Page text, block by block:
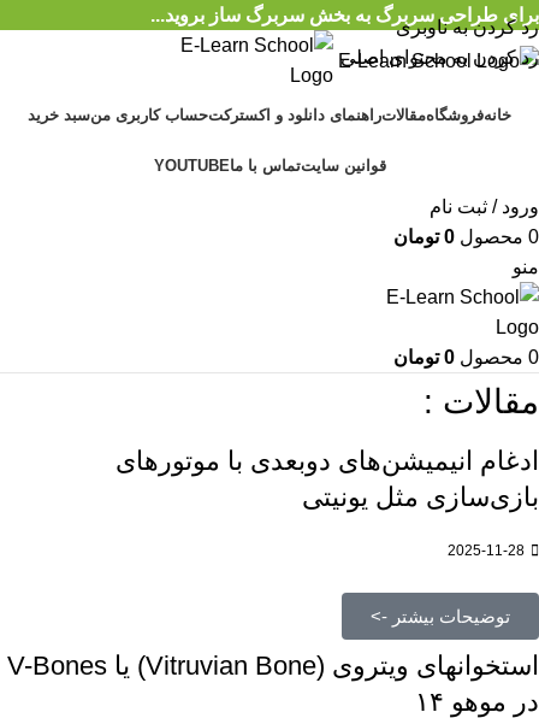
رد کردن به ناوبری
رد کردن به محتوای اصلی
برای طراحی سربرگ به بخش سربرگ ساز بروید...
خانهفروشگاهمقالاتراهنمای دانلود و اکسترکتحساب کاربری منسبد خرید
قوانین سایتتماس با ماYOUTUBE
ورود / ثبت نام
0 محصول 0 تومان
منو
0 محصول 0 تومان
مقالات :
ادغام انیمیشن‌های دو‌بعدی با موتورهای
بازی‌سازی مثل یونیتی
توضیحات بیشتر ->
استخوانهای ویتروی (Vitruvian Bone) یا V-Bones
در موهو ۱۴